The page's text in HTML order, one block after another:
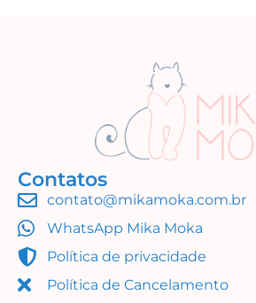
Contatos
contato@mikamoka.com.br
WhatsApp Mika Moka
Política de privacidade
Política de Cancelamento